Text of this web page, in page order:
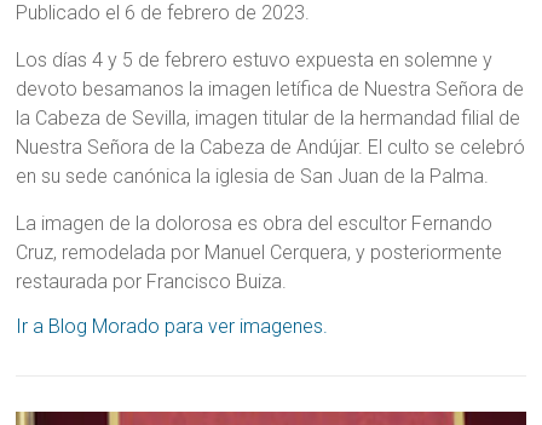
Publicado el 6 de febrero de 2023.
Los días 4 y 5 de febrero estuvo expuesta en solemne y
devoto besamanos la imagen letífica de Nuestra Señora de
la Cabeza de Sevilla, imagen titular de la hermandad filial de
Nuestra Señora de la Cabeza de Andújar. El culto se celebró
en su sede canónica la iglesia de San Juan de la Palma.
La imagen de la dolorosa es obra del escultor Fernando
Cruz, remodelada por Manuel Cerquera, y posteriormente
restaurada por Francisco Buiza.
Ir a Blog Morado para ver imagenes.